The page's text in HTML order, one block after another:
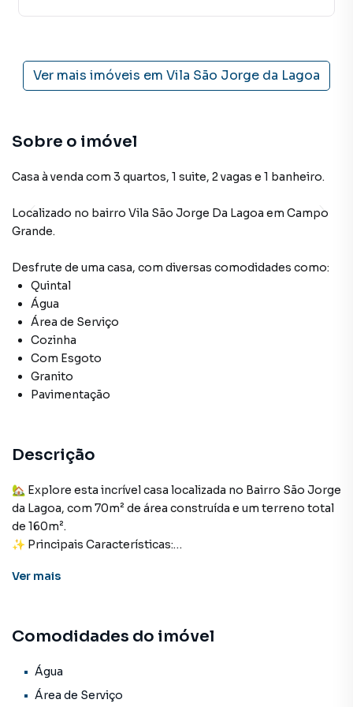
Ver mais imóveis em Vila São Jorge da Lagoa
Sobre o imóvel
Casa à venda com 3 quartos, 1 suite, 2 vagas e 1 banheiro.
Localizado no bairro Vila São Jorge Da Lagoa em Campo
Grande.
Desfrute de uma casa, com diversas comodidades como:
Quintal
Água
Área de Serviço
Cozinha
Com Esgoto
Granito
Pavimentação
Descrição
🏡 Explore esta incrível casa localizada no Bairro São Jorge
da Lagoa, com 70m² de área construída e um terreno total
de 160m².
✨ Principais Características:
2 Quartos, incluindo 1 Suíte;
Espaço para Duas Vagas de Garagem;
preparadas para uma área gourmet;
Ver mais
Comodidades do imóvel
Água
Área de Serviço